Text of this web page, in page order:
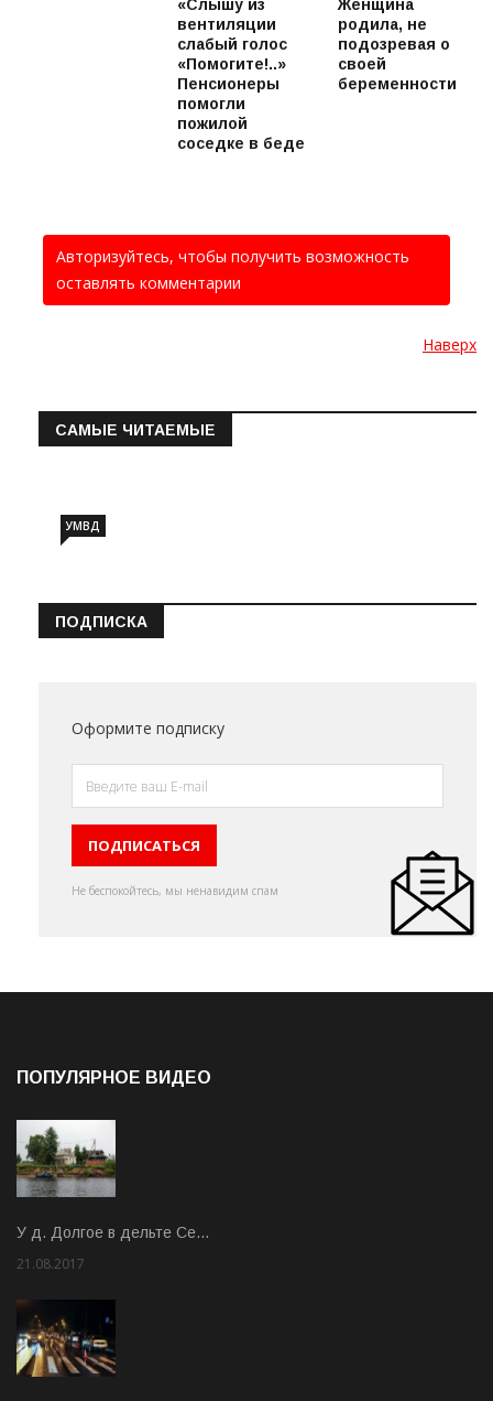
«Слышу из
вентиляции
слабый голос
«Помогите!..»
Пенсионеры
помогли
пожилой
соседке в беде
Женщина
родила, не
подозревая о
своей
беременности
Авторизуйтесь, чтобы получить возможность
оставлять комментарии
Наверх
САМЫЕ ЧИТАЕМЫЕ
УМВД
ПОДПИСКА
Оформите подписку
Не беспокойтесь, мы ненавидим спам
ПОПУЛЯРНОЕ ВИДЕО
У д. Долгое в дельте Се…
21.08.2017